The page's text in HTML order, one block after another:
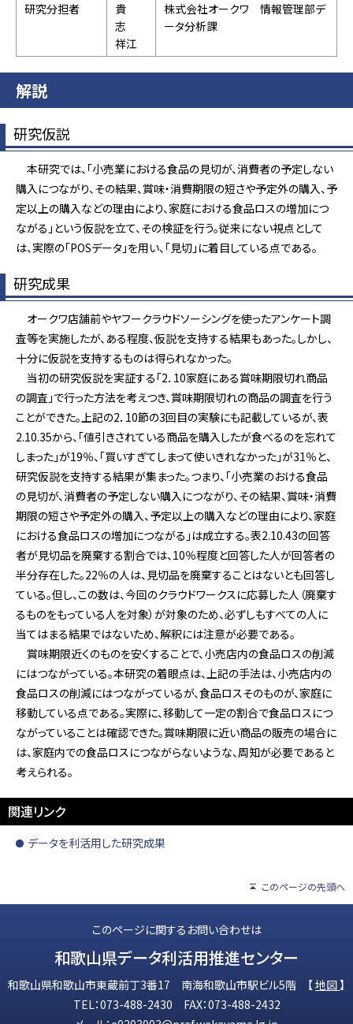
研究分担者
貴
志
祥江
株式会社オークワ 情報管理部デ
ータ分析課
解説
研究仮説
本研究では、「小売業における食品の見切が、消費者の予定しない
購入につながり、その結果、賞味・消費期限の短さや予定外の購入、予
定以上の購入などの理由により、家庭における食品ロスの増加につ
ながる」という仮説を立て、その検証を行う。従来にない視点として
は、実際の「POSデータ」を用い、「見切」に着目している点である。
研究成果
オークワ店舗前やヤフークラウドソーシングを使ったアンケート調
査等を実施したが、ある程度、仮説を支持する結果もあった。しかし、
十分に仮説を支持するものは得られなかった。
当初の研究仮説を実証する「2．10家庭にある賞味期限切れ商品
の調査」で行った方法を考えつき、賞味期限切れの商品の調査を行う
ことができた。上記の2．10節の3回目の実験にも記載しているが、表
2.10.35から、「値引きされている商品を購入したが食べるのを忘れて
しまった」が19％、「買いすぎてしまって使いきれなかった」が31％と、
研究仮説を支持する結果が集まった。つまり、「小売業のおける食品
の見切が、消費者の予定しない購入につながり、その結果、賞味・消費
期限の短さや予定外の購入、予定以上の購入などの理由により、家庭
における食品ロスの増加につながる」は成立する。表2.10.43の回答
者が見切品を廃棄する割合では、10％程度と回答した人が回答者の
半分存在した。22％の人は、見切品を廃棄することはないとも回答し
ている。但し、この数は、今回のクラウドワークスに応募した人（廃棄す
るものをもっている人を対象）が対象のため、必ずしもすべての人に
当てはまる結果ではないため、解釈には注意が必要である。
賞味期限近くのものを安くすることで、小売店内の食品ロスの削減
にはつながっている。本研究の着眼点は、上記の手法は、小売店内の
食品ロスの削減にはつながっているが、食品ロスそのものが、家庭に
移動している点である。実際に、移動して一定の割合で食品ロスにつ
ながっていることは確認できた。賞味期限に近い商品の販売の場合に
は、家庭内での食品ロスにつながらないような、周知が必要であると
考えられる。
関連リンク
データを利活用した研究成果
このページの先頭へ
このページに関するお問い合わせは
和歌山県データ利活用推進センター
和歌山県和歌山市東蔵前丁3番17 南海和歌山市駅ビル5階 【地図】
TEL：073-488-2430 FAX：073-488-2432